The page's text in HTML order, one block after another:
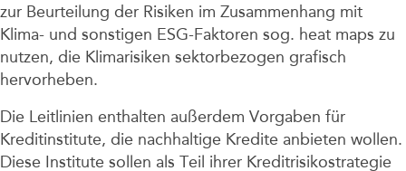
zur Beurteilung der Risiken im Zusammenhang mit
Klima- und sonstigen ESG-Faktoren sog. heat maps zu
nutzen, die Klimarisiken sektorbezogen grafisch
hervorheben.
Die Leitlinien enthalten außerdem Vorgaben für
Kreditinstitute, die nachhaltige Kredite anbieten wollen.
Diese Institute sollen als Teil ihrer Kreditrisikostrategie